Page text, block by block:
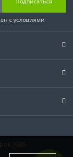
с условиями
2026